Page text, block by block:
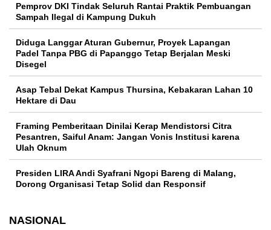
Pemprov DKI Tindak Seluruh Rantai Praktik Pembuangan
Sampah Ilegal di Kampung Dukuh
Diduga Langgar Aturan Gubernur, Proyek Lapangan
Padel Tanpa PBG di Papanggo Tetap Berjalan Meski
Disegel
Asap Tebal Dekat Kampus Thursina, Kebakaran Lahan 10
Hektare di Dau
Framing Pemberitaan Dinilai Kerap Mendistorsi Citra
Pesantren, Saiful Anam: Jangan Vonis Institusi karena
Ulah Oknum
Presiden LIRA Andi Syafrani Ngopi Bareng di Malang,
Dorong Organisasi Tetap Solid dan Responsif
NASIONAL